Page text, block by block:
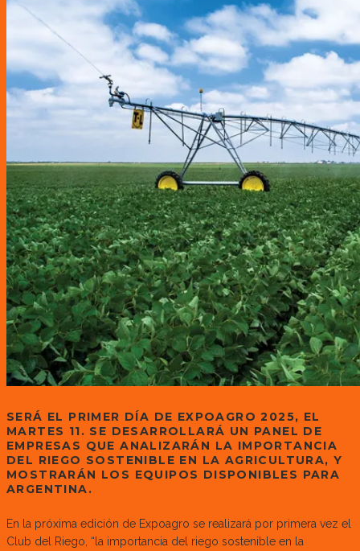
SERÁ EL PRIMER DÍA DE EXPOAGRO 2025, EL
MARTES 11. SE DESARROLLARÁ UN PANEL DE
EMPRESAS QUE ANALIZARÁN LA IMPORTANCIA
DEL RIEGO SOSTENIBLE EN LA AGRICULTURA, Y
MOSTRARÁN LOS EQUIPOS DISPONIBLES PARA
ARGENTINA.
En la próxima edición de Expoagro se realizará por primera vez el
Club del Riego, “la importancia del riego sostenible en la